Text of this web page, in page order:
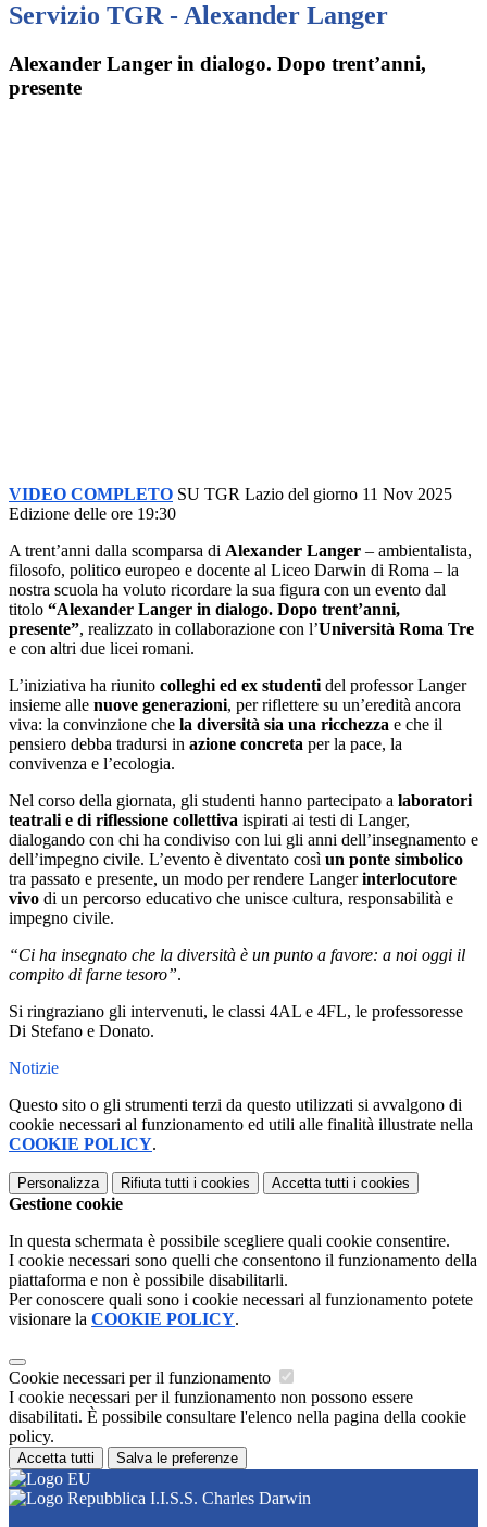
Servizio TGR - Alexander Langer
Alexander Langer in dialogo. Dopo trent’anni,
presente
VIDEO COMPLETO SU TGR Lazio del giorno 11 Nov 2025
Edizione delle ore 19:30
A trent’anni dalla scomparsa di Alexander Langer – ambientalista,
filosofo, politico europeo e docente al Liceo Darwin di Roma – la
nostra scuola ha voluto ricordare la sua figura con un evento dal
titolo “Alexander Langer in dialogo. Dopo trent’anni,
presente”, realizzato in collaborazione con l’Università Roma Tre
e con altri due licei romani.
L’iniziativa ha riunito colleghi ed ex studenti del professor Langer
insieme alle nuove generazioni, per riflettere su un’eredità ancora
viva: la convinzione che la diversità sia una ricchezza e che il
pensiero debba tradursi in azione concreta per la pace, la
convivenza e l’ecologia.
Nel corso della giornata, gli studenti hanno partecipato a laboratori
teatrali e di riflessione collettiva ispirati ai testi di Langer,
dialogando con chi ha condiviso con lui gli anni dell’insegnamento e
dell’impegno civile. L’evento è diventato così un ponte simbolico
tra passato e presente, un modo per rendere Langerinterlocutore
vivo di un percorso educativo che unisce cultura, responsabilità e
impegno civile.
“Ci ha insegnato che la diversità è un punto a favore: a noi oggi il
compito di farne tesoro”.
Si ringraziano gli intervenuti, le classi 4AL e 4FL, le professoresse
Di Stefano e Donato.
Notizie
Questo sito o gli strumenti terzi da questo utilizzati si avvalgono di
cookie necessari al funzionamento ed utili alle finalità illustrate nella
COOKIE POLICY.
Personalizza Rifiuta tutti i cookies Accetta tutti i cookies
Gestione cookie
In questa schermata è possibile scegliere quali cookie consentire.
I cookie necessari sono quelli che consentono il funzionamento della
piattaforma e non è possibile disabilitarli.
Per conoscere quali sono i cookie necessari al funzionamento potete
visionare la COOKIE POLICY.
Cookie necessari per il funzionamento
I cookie necessari per il funzionamento non possono essere
disabilitati. È possibile consultare l'elenco nella pagina della cookie
policy.
Accetta tutti Salva le preferenze
I.I.S.S. Charles Darwin